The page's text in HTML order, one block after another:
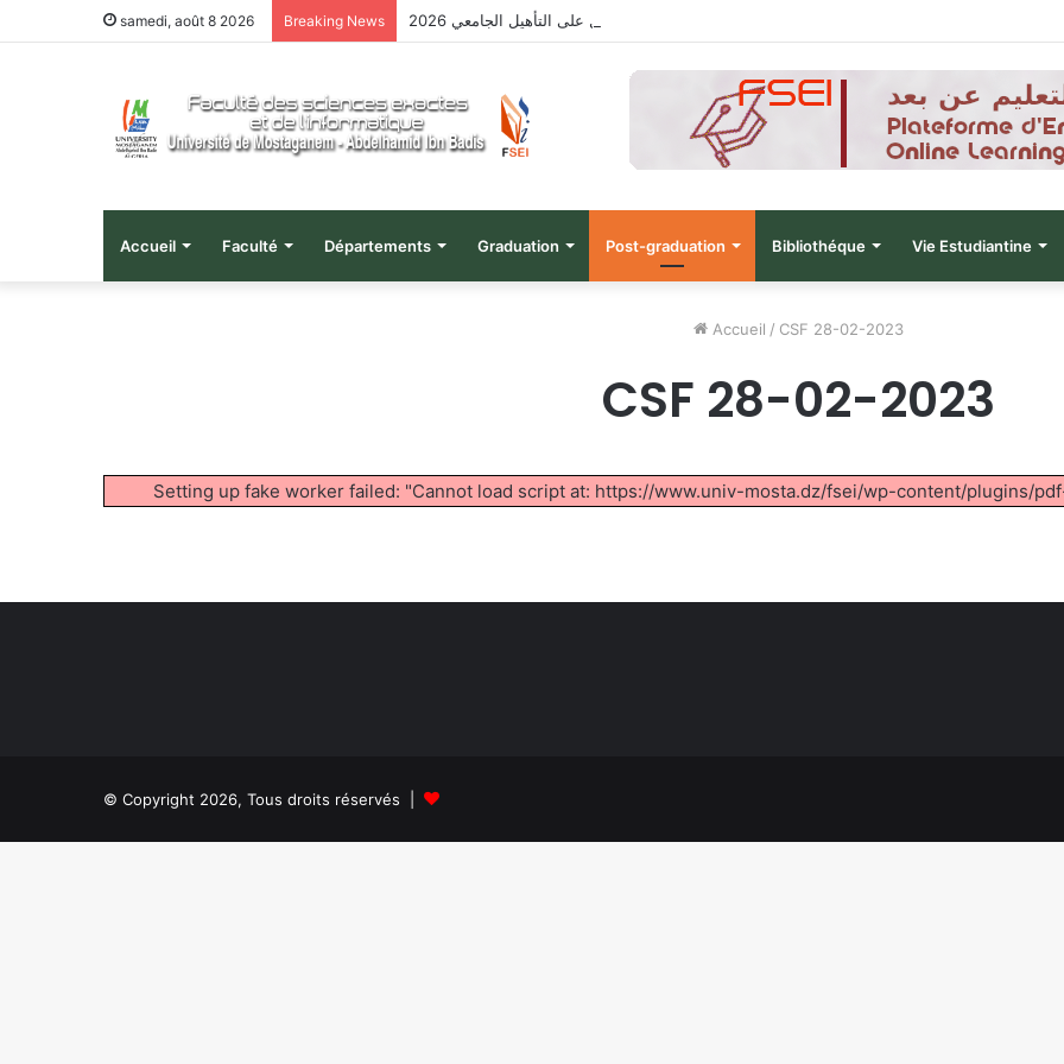
samedi, août 8 2026 Breaking News نتائج الدورة التاسعة للحصول على التأهيل الجامعي 2026
Accueil Faculté Départements Graduation Post-graduation Bibliothéque Vie Estudiantine
Accueil / CSF 28-02-2023
CSF 28-02-2023
Setting up fake worker failed: "Cannot load script at: https://www.univ-mosta.dz/fsei/wp-content/plugins/
© Copyright 2026, Tous droits réservés |